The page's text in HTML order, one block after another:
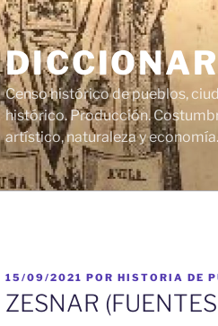
Censo histórico de pueblos,
histórico. Producción.
artístico, naturaleza y economía.
PUBLICADO
EL
15/09/2021 POR HISTORIA DE
ZESNAR